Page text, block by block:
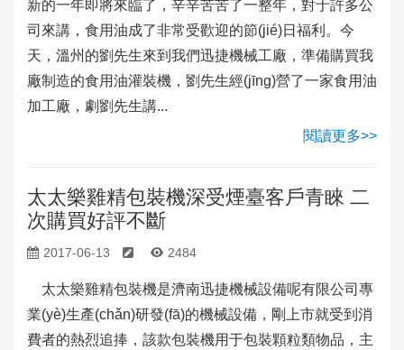
新的一年即將來臨了，辛辛苦苦了一整年，對于許多公
司來講，食用油成了非常受歡迎的節(jié)日福利。今
天，溫州的劉先生來到我們迅捷機械工廠，準備購買我
廠制造的食用油灌裝機，劉先生經(jīng)營了一家食用油
加工廠，劇劉先生講...
閱讀更多>>
太太樂雞精包裝機深受煙臺客戶青睞 二
次購買好評不斷
2017-06-13 2484
太太樂雞精包裝機是濟南迅捷機械設備呢有限公司專
業(yè)生產(chǎn)研發(fā)的機械設備，剛上市就受到消
費者的熱烈追捧，該款包裝機用于包裝顆粒類物品，主